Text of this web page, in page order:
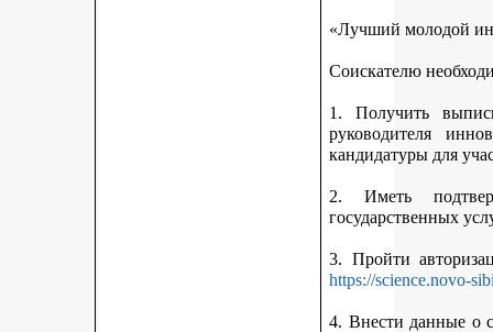
«Лучший молодой
Соискателю
1. Получить
руководителя
кандидатуры для
2. Иметь
государственных
3. Пройти
https://science.novo-
4. Внести данные о